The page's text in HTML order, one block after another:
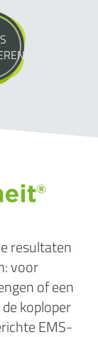
resultaten
voor
of een
de koploper
EMS-